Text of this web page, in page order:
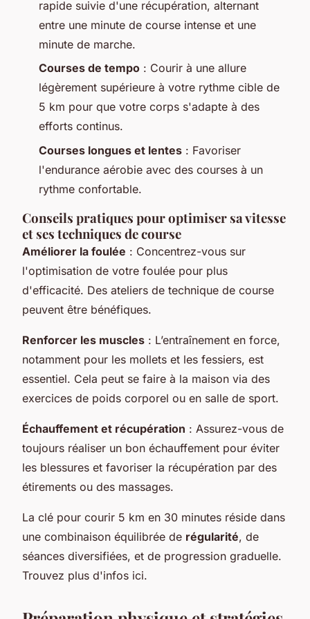
rapide suivie d'une récupération, alternant
entre une minute de course intense et une
minute de marche.
Courses de tempo : Courir à une allure
légèrement supérieure à votre rythme cible de
5 km pour que votre corps s'adapte à des
efforts continus.
Courses longues et lentes : Favoriser
l'endurance aérobie avec des courses à un
rythme confortable.
Conseils pratiques pour optimiser sa vitesse
et ses techniques de course
Améliorer la foulée : Concentrez-vous sur
l'optimisation de votre foulée pour plus
d'efficacité. Des ateliers de technique de course
peuvent être bénéfiques.
Renforcer les muscles : L’entraînement en force,
notamment pour les mollets et les fessiers, est
essentiel. Cela peut se faire à la maison via des
exercices de poids corporel ou en salle de sport.
Échauffement et récupération : Assurez-vous de
toujours réaliser un bon échauffement pour éviter
les blessures et favoriser la récupération par des
étirements ou des massages.
La clé pour courir 5 km en 30 minutes réside dans
une combinaison équilibrée de régularité, de
séances diversifiées, et de progression graduelle.
Trouvez plus d'infos ici.